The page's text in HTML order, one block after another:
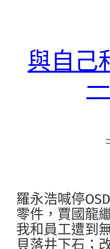
與自己
羅永浩喊停
零件，賈國龍
我和員工遭到
貝落井下石；